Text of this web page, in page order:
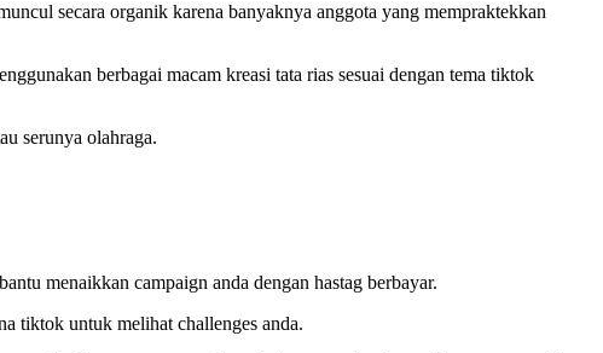
secara organik karena banyaknya anggota yang mempraktekkan
berbagai macam kreasi tata rias sesuai dengan tema tiktok
serunya olahraga.
menaikkan campaign anda dengan hastag berbayar.
tiktok untuk melihat challenges anda.